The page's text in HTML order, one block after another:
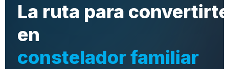
La ruta para convertirte
en
constelador familiar